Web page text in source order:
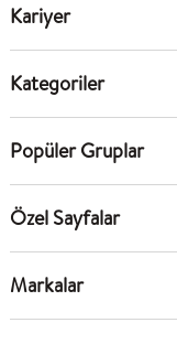
Kariyer
Kategoriler
Popüler Gruplar
Özel Sayfalar
Markalar